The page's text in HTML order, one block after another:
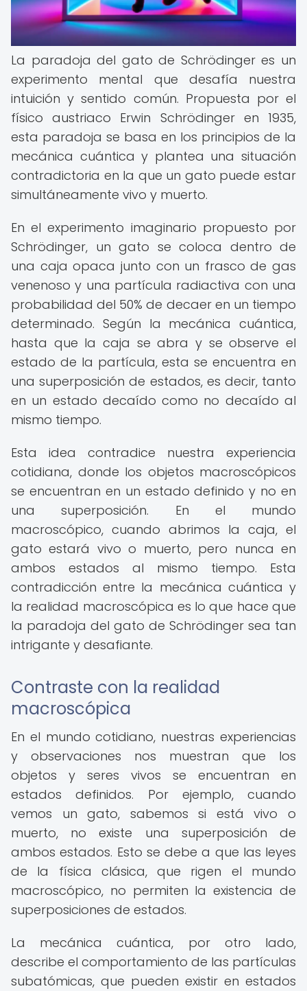
La paradoja del gato de Schrödinger es un
experimento mental que desafía nuestra
intuición y sentido común. Propuesta por el
físico austriaco Erwin Schrödinger en 1935,
esta paradoja se basa en los principios de la
mecánica cuántica y plantea una situación
contradictoria en la que un gato puede estar
simultáneamente vivo y muerto.
En el experimento imaginario propuesto por
Schrödinger, un gato se coloca dentro de
una caja opaca junto con un frasco de gas
venenoso y una partícula radiactiva con una
probabilidad del 50% de decaer en un tiempo
determinado. Según la mecánica cuántica,
hasta que la caja se abra y se observe el
estado de la partícula, esta se encuentra en
una superposición de estados, es decir, tanto
en un estado decaído como no decaído al
mismo tiempo.
Esta idea contradice nuestra experiencia
cotidiana, donde los objetos macroscópicos
se encuentran en un estado definido y no en
una superposición. En el mundo
macroscópico, cuando abrimos la caja, el
gato estará vivo o muerto, pero nunca en
ambos estados al mismo tiempo. Esta
contradicción entre la mecánica cuántica y
la realidad macroscópica es lo que hace que
la paradoja del gato de Schrödinger sea tan
intrigante y desafiante.
Contraste con la realidad
macroscópica
En el mundo cotidiano, nuestras experiencias
y observaciones nos muestran que los
objetos y seres vivos se encuentran en
estados definidos. Por ejemplo, cuando
vemos un gato, sabemos si está vivo o
muerto, no existe una superposición de
ambos estados. Esto se debe a que las leyes
de la física clásica, que rigen el mundo
macroscópico, no permiten la existencia de
superposiciones de estados.
La mecánica cuántica, por otro lado,
describe el comportamiento de las partículas
subatómicas, que pueden existir en estados